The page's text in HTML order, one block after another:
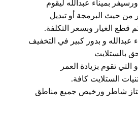
ورسيفر بميناء عبدالله ليقوم
من حيث البرمجة أو تبديل
قطع الغيار وبسعر التكلفة.
عبدالله و بدور كبير في التخفيف
بالستلايت
تقوم بزيادة العمر
الستلايت كافة.
شاطر ورخيص جميع مناطق